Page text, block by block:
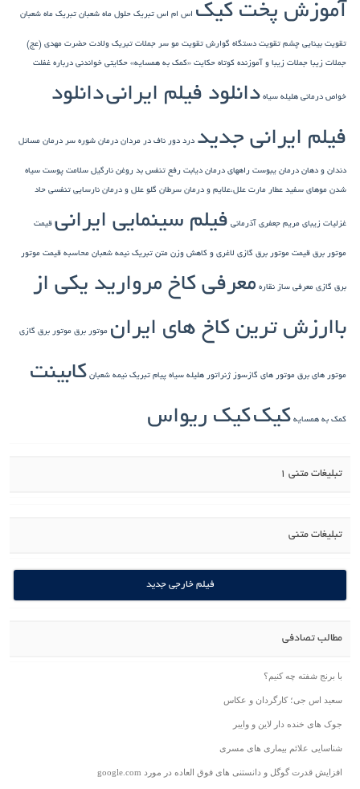
آموزش پخت کیک اس ام اس تبریک حلول ماه شعبان تبریک ماه شعبان
تقویت بینایی چشم تقویت دستگاه گوارش تقویت مو سر جملات تبریک ولادت حضرت مهدی (عج)
جملات زیبا جملات زیبا و آموزنده کوتاه حکایت «کمک به همسایه» حکایتی خواندنی درباره غفلت
خواص درمانی هلیله سیاه دانلود فیلم ایرانیدانلود
فیلم ایرانی جدید درد دور ناف در مردان درمان شوره سر درمان مسائل
دندان و دهان درمان یبوست راههای درمان دیابت رفع تنفس بد روغن نارگیل سلامت پوست سیاه
شدن موهای سفید عطار مارت علل،علایم و درمان سرطان گلو علل و درمان نارسایی تنفسی حاد
غزلیات زیبای مریم جعفری آذرمانی فیلم سینمایی ایرانی قیمت
موتور برق قیمت موتور برق گازی لاغری و کاهش وزن متن تبریک نیمه شعبان محاسبه قیمت موتور
برق گازی معرفی ساز نقاره معرفی کاخ مروارید یکی از
باارزش ترین کاخ های ایران موتور برق موتور برق گازی
موتور های برق موتور های گازسوز ژنراتور هلیله سیاه پیام تبریک نیمه شعبان کابینت
کمک به همسایه کیککیک ریواس
تبلیغات متنی 1
تبلیغات متنی
فیلم خارجی جدید
مطالب تصادفی
با برنج شفته چه کنیم؟
سعید اس جی؛ کارگردان و عکاس
جوک های خنده دار لاین و وایبر
شناسایی علائم بیماری های مسری
افزایش قدرت گوگل و دانستنی های فوق العاده در مورد google.com